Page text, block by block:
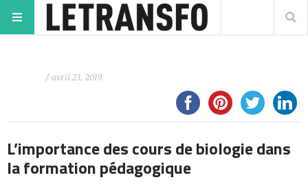
/ avril 23, 2019
L’importance des cours de biologie dans
la formation pédagogique